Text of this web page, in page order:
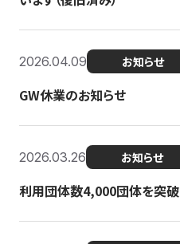
2026.04.09 お知らせ
GW休業のお知らせ
2026.03.26 お知らせ
利用団体数4,000団体を突破